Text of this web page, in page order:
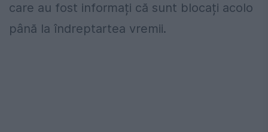
care au fost informați că sunt blocați acolo
până la îndreptartea vremii.